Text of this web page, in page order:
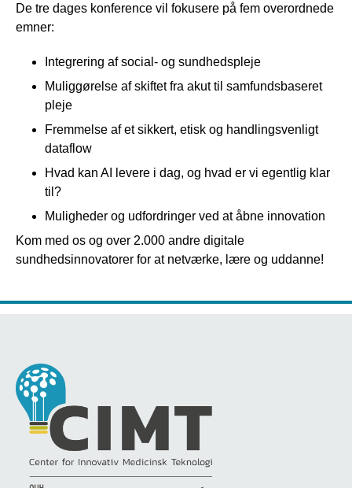
De tre dages konference vil fokusere på fem overordnede
emner:
Integrering af social- og sundhedspleje
Muliggørelse af skiftet fra akut til samfundsbaseret
pleje
Fremmelse af et sikkert, etisk og handlingsvenligt
dataflow
Hvad kan AI levere i dag, og hvad er vi egentlig klar
til?
Muligheder og udfordringer ved at åbne innovation
Kom med os og over 2.000 andre digitale
sundhedsinnovatorer for at netværke, lære og uddanne!